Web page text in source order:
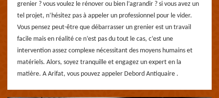
grenier ? vous voulez le rénover ou bien l’agrandir ? si vous avez un
tel projet, n’hésitez pas à appeler un professionnel pour le vider.
Vous pensez peut-être que débarrasser un grenier est un travail
facile mais en réalité ce n’est pas du tout le cas, c’est une
intervention assez complexe nécessitant des moyens humains et
matériels. Alors, soyez tranquille et engagez un expert en la
matière. A Arifat, vous pouvez appeler Debord Antiquaire .